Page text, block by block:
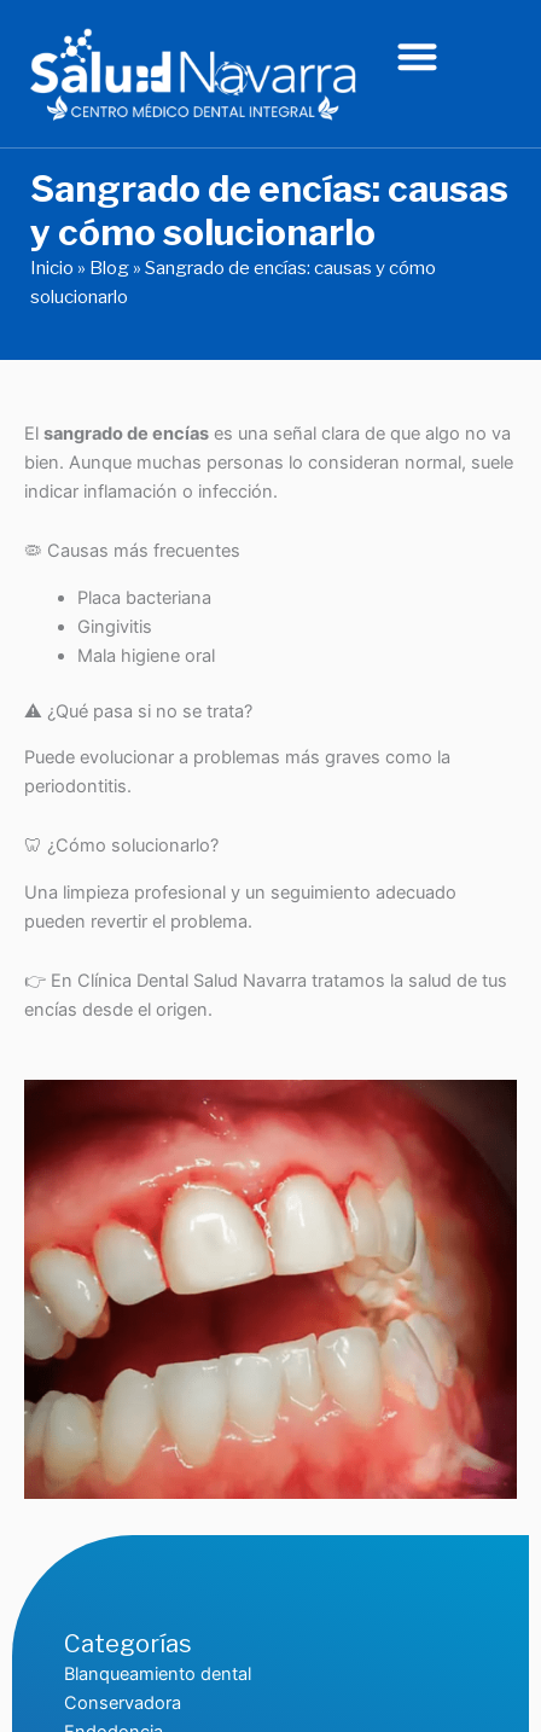
contenido
Sangrado de encías: causas
y cómo solucionarlo
Inicio » Blog» Sangrado de encías: causas y cómo
solucionarlo
El sangrado de encías es una señal clara de que algo no va
bien. Aunque muchas personas lo consideran normal, suele
indicar inflamación o infección.
🦠 Causas más frecuentes
Placa bacteriana
Gingivitis
Mala higiene oral
⚠️ ¿Qué pasa si no se trata?
Puede evolucionar a problemas más graves como la
periodontitis.
🦷 ¿Cómo solucionarlo?
Una limpieza profesional y un seguimiento adecuado
pueden revertir el problema.
👉 En Clínica Dental Salud Navarra tratamos la salud de tus
encías desde el origen.
Categorías
Blanqueamiento dental
Conservadora